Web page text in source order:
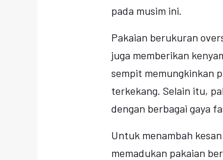
pada musim ini.
Pakaian berukuran
juga memberikan
sempit memungkinkan
terkekang. Selain itu,
dengan berbagai gaya
Untuk menambah
memadukan pakaian